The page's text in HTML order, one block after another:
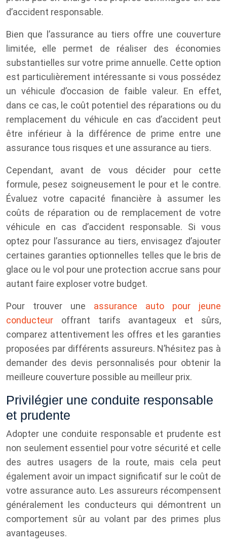
d’accident responsable.
Bien que l’assurance au tiers offre une couverture
limitée, elle permet de réaliser des économies
substantielles sur votre prime annuelle. Cette option
est particulièrement intéressante si vous possédez
un véhicule d’occasion de faible valeur. En effet,
dans ce cas, le coût potentiel des réparations ou du
remplacement du véhicule en cas d’accident peut
être inférieur à la différence de prime entre une
assurance tous risques et une assurance au tiers.
Cependant, avant de vous décider pour cette
formule, pesez soigneusement le pour et le contre.
Évaluez votre capacité financière à assumer les
coûts de réparation ou de remplacement de votre
véhicule en cas d’accident responsable. Si vous
optez pour l’assurance au tiers, envisagez d’ajouter
certaines garanties optionnelles telles que le bris de
glace ou le vol pour une protection accrue sans pour
autant faire exploser votre budget.
Pour trouver une assurance auto pour jeune
conducteur offrant tarifs avantageux et sûrs,
comparez attentivement les offres et les garanties
proposées par différents assureurs. N’hésitez pas à
demander des devis personnalisés pour obtenir la
meilleure couverture possible au meilleur prix.
Privilégier une conduite responsable
et prudente
Adopter une conduite responsable et prudente est
non seulement essentiel pour votre sécurité et celle
des autres usagers de la route, mais cela peut
également avoir un impact significatif sur le coût de
votre assurance auto. Les assureurs récompensent
généralement les conducteurs qui démontrent un
comportement sûr au volant par des primes plus
avantageuses.